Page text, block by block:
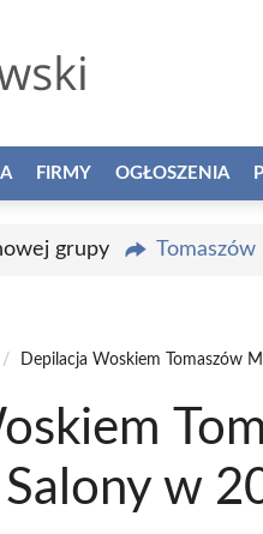
FIRMY OGŁOSZENIA
grupy
/ Depilacja Woskiem Tomaszów
w